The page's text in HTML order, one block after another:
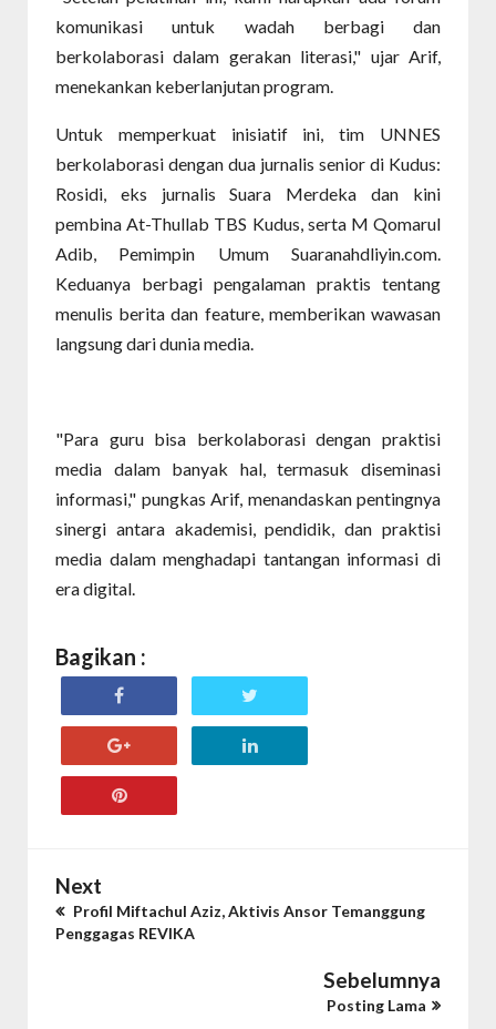
komunikasi untuk wadah berbagi dan
berkolaborasi dalam gerakan literasi," ujar Arif,
menekankan keberlanjutan program.
Untuk memperkuat inisiatif ini, tim UNNES
berkolaborasi dengan dua jurnalis senior di Kudus:
Rosidi, eks jurnalis Suara Merdeka dan kini
pembina At-Thullab TBS Kudus, serta M Qomarul
Adib, Pemimpin Umum Suaranahdliyin.com.
Keduanya berbagi pengalaman praktis tentang
menulis berita dan feature, memberikan wawasan
langsung dari dunia media.
"Para guru bisa berkolaborasi dengan praktisi
media dalam banyak hal, termasuk diseminasi
informasi," pungkas Arif, menandaskan pentingnya
sinergi antara akademisi, pendidik, dan praktisi
media dalam menghadapi tantangan informasi di
era digital.
Bagikan :
Next
Profil Miftachul Aziz, Aktivis Ansor Temanggung
Penggagas REVIKA
Sebelumnya
Posting Lama